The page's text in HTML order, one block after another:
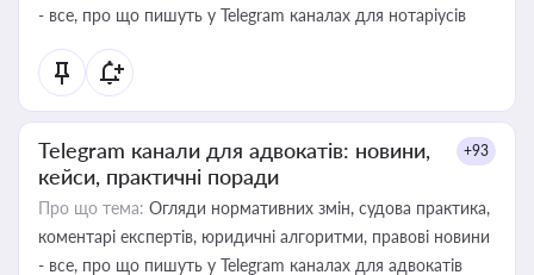
- все, про що пишуть у Telegram каналах для нотаріусів
Telegram канали для адвокатів: новини,
кейси, практичні поради
+93
Про що тема: Огляди нормативних змін, судова практика,
коментарі експертів, юридичні алгоритми, правові новини
- все, про що пишуть у Telegram каналах для адвокатів